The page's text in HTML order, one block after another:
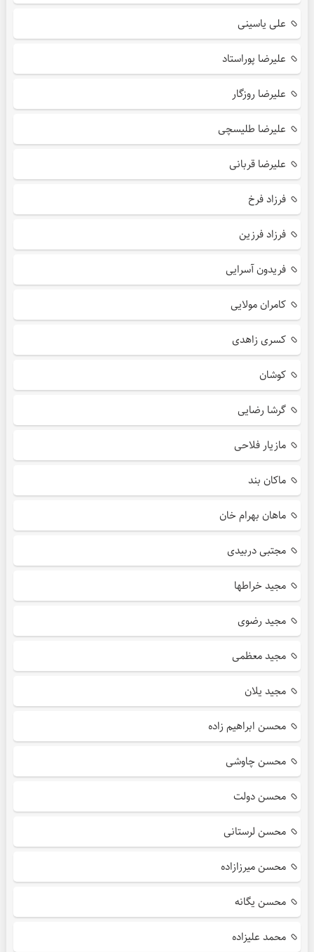
علی یاسینی
علیرضا پوراستاد
علیرضا روزگار
علیرضا طلیسچی
علیرضا قربانی
فرزاد فرخ
فرزاد فرزین
فریدون آسرایی
کامران مولایی
کسری زاهدی
کوشان
گرشا رضایی
مازیار فلاحی
ماکان بند
ماهان بهرام خان
مجتبی دربیدی
مجید خراطها
مجید رضوی
مجید معظمی
مجید یلان
محسن ابراهیم زاده
محسن چاوشی
محسن دولت
محسن لرستانی
محسن میرزازاده
محسن یگانه
محمد علیزاده